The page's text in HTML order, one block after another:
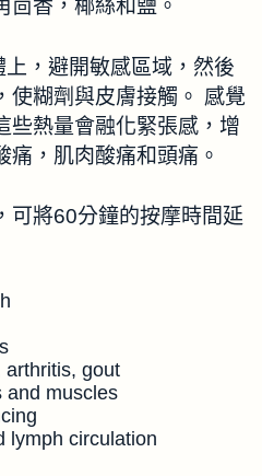
茴香，椰絲和鹽。
，避開敏感區域，然後
使糊劑與皮膚接觸。 感覺
些熱量會融化緊張感，增
痛，肌肉酸痛和頭痛。
可將60分鐘的按摩時間延
arthritis, gout
and muscles
lymph circulation